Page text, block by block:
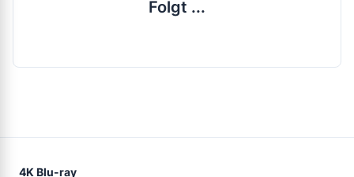
Folgt ...
4K Blu-ray